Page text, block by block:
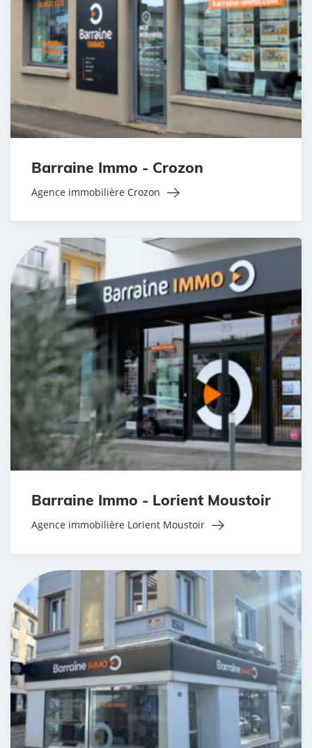
Barraine Immo - Crozon
Agence immobilière Crozon
Barraine Immo - Lorient Moustoir
Agence immobilière Lorient Moustoir